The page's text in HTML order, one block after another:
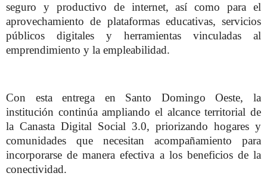
seguro y productivo de internet, así como para el
aprovechamiento de plataformas educativas, servicios
públicos digitales y herramientas vinculadas al
emprendimiento y la empleabilidad.
Con esta entrega en Santo Domingo Oeste, la
institución continúa ampliando el alcance territorial de
la Canasta Digital Social 3.0, priorizando hogares y
comunidades que necesitan acompañamiento para
incorporarse de manera efectiva a los beneficios de la
conectividad.